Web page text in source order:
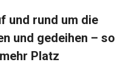
und rund um die
und gedeihen – so
Platz